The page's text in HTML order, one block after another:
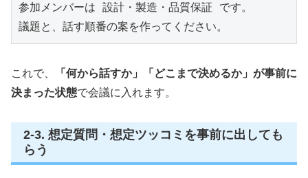
参加メンバーは 設計・製造・品質保証 です。
議題と、話す順番の案を作ってください。
これで、
「何から話すか」「どこまで決めるか」が事前に
決まった状態で会議に入れます。
2-3. 想定質問・想定ツッコミを事前に出しても
らう